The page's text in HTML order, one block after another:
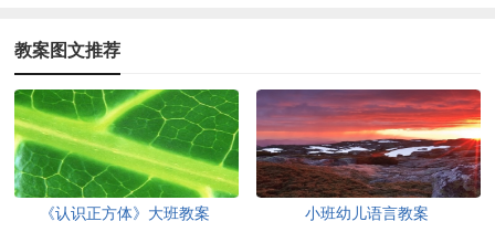
教案图文推荐
《认识正方体》大班教案 小班幼儿语言教案